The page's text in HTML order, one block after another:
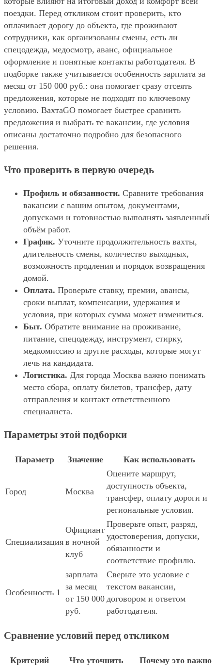
поездки. Перед откликом стоит проверить, кто
оплачивает дорогу до объекта, где проживают
сотрудники, как организованы смены, есть ли
спецодежда, медосмотр, аванс, официальное
оформление и понятные контакты работодателя. В
подборке также учитывается особенность зарплата за
месяц от 150 000 руб.: она помогает сразу отсеять
предложения, которые не подходят по ключевому
условию. ВахтаGO помогает быстрее сравнить
предложения и выбрать те вакансии, где условия
описаны достаточно подробно для безопасного
решения.
Что проверить в первую очередь
Профиль и обязанности. Сравните требования
вакансии с вашим опытом, документами,
допусками и готовностью выполнять заявленный
объём работ.
График. Уточните продолжительность вахты,
длительность смены, количество выходных,
возможность продления и порядок возвращения
домой.
Оплата. Проверьте ставку, премии, авансы,
сроки выплат, компенсации, удержания и
условия, при которых сумма может измениться.
Быт. Обратите внимание на проживание,
питание, спецодежду, инструмент, стирку,
медкомиссию и другие расходы, которые могут
лечь на кандидата.
Логистика. Для города Москва важно понимать
место сбора, оплату билетов, трансфер, дату
отправления и контакт ответственного
специалиста.
Параметры этой подборки
Параметр Значение Как использовать
Город Москва
Оцените маршрут,
доступность объекта,
трансфер, оплату дороги и
региональные условия.
Специализация
Официант
в ночной
клуб
Проверьте опыт, разряд,
удостоверения, допуски,
обязанности и
соответствие профилю.
Особенность 1
зарплата
за месяц
от 150 000
руб.
Сверьте это условие с
текстом вакансии,
договором и ответом
работодателя.
Сравнение условий перед откликом
Критерий Что уточнить Почему это важно